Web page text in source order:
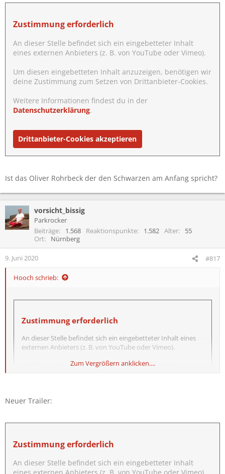
Zustimmung erforderlich
An dieser Stelle befindet sich ein eingebetteter Inhalt
eines externen Anbieters (z. B. von YouTube oder Vimeo).
Um diesen eingebetteten Inhalt anzuzeigen, benötigen wir
deine Zustimmung zum Setzen von Drittanbieter-Cookies.
Weitere Informationen findest du in der
Datenschutzerklärung.
Drittanbieter-Cookies akzeptieren
Ist das Oliver Rohrbeck der den Schwarzen am Anfang spricht?
vorsicht_bissig
Parkrocker
Beiträge
1.568 Reaktionspunkte 1.582 Alter
55
Ort
Nürnberg
9. Juni 2020 #817
Hooch schrieb:
Zustimmung erforderlich
An dieser Stelle befindet sich ein eingebetteter Inhalt eines
externen Anbieters (z. B. von YouTube oder Vimeo).
Um diesen eingebetteten Inhalt anzuzeigen, benötigen wir
Datenschutzerklärung
Nolans Neuester
Zum Vergrößern anklicken....
Neuer Trailer:
Zustimmung erforderlich
An dieser Stelle befindet sich ein eingebetteter Inhalt